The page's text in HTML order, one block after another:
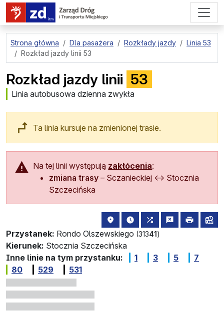
przejdź do treści strony
Strona główna Dla pasażera Rozkłady jazdy
Linia 53
Rozkład jazdy linii 53
Rozkład jazdy linii 53
Linia autobusowa dzienna zwykła
Ta linia kursuje na zmienionej trasie.
Na tej linii występują zakłócenia:
zmiana trasy – Sczanieckiej ↔ Stocznia
Szczecińska
Przystanek: Rondo Olszewskiego (31341)
lokalizacja przystanku na mapie
najbliższe odjazdy z tego
wszystkie linie
zgłośdrukuj
Kierunek: Stocznia Szczecińska
Inne linie na tym przystanku:
1 3 5
7
80
529 531